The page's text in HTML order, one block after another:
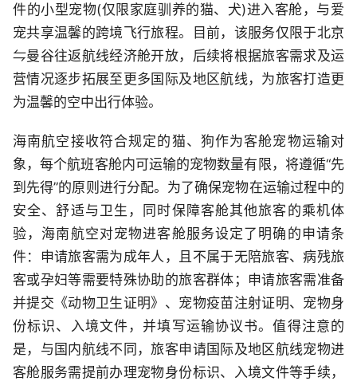
件的小型宠物(仅限家庭驯养的猫、犬)进入客舱，与爱
宠共享温馨的跨境飞行旅程。目前，该服务仅限于北京
⇋曼谷往返航线经济舱开放，后续将根据旅客需求及运
营情况逐步拓展至更多国际及地区航线，为旅客打造更
为温馨的空中出行体验。
海南航空接收符合规定的猫、狗作为客舱宠物运输对
象，每个航班客舱内可运输的宠物数量有限，将遵循“先
到先得”的原则进行分配。为了确保宠物在运输过程中的
安全、舒适与卫生，同时保障客舱其他旅客的乘机体
验，海南航空对宠物进客舱服务设定了明确的申请条
件：申请旅客需为成年人，且不属于无陪旅客、病残旅
客或孕妇等需要特殊协助的旅客群体；申请旅客需准备
并提交《动物卫生证明》、宠物疫苗注射证明、宠物身
份标识、入境文件，并填写运输协议书。值得注意的
是，与国内航线不同，旅客申请国际及地区航线宠物进
客舱服务需提前办理宠物身份标识、入境文件等手续，